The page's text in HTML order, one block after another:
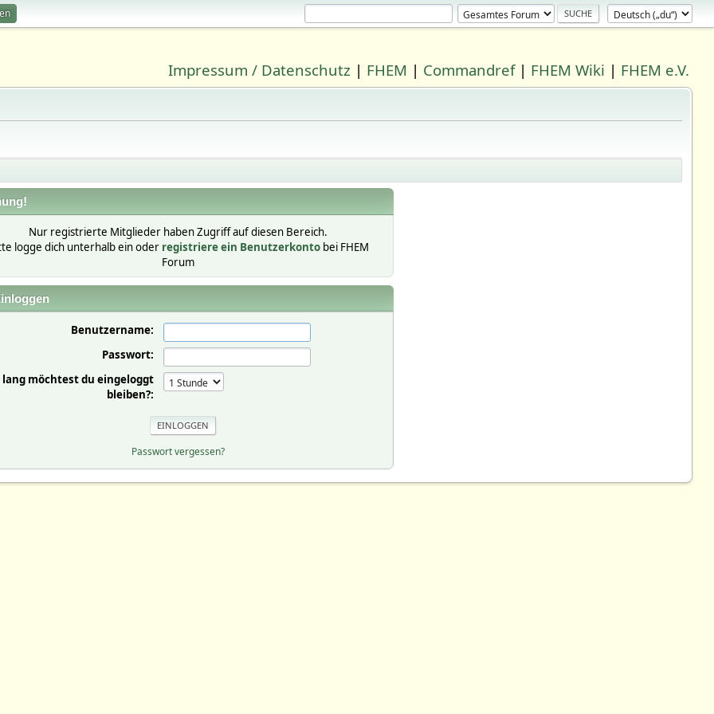
Impressum / Datenschutz | FHEM | Commandref| FHEM Wiki | FHEM e.V.
Nur registrierte Mitglieder haben Zugriff auf diesen Bereich.
logge dich unterhalb ein oder registriere ein Benutzerkontobei FHEM
Forum
Benutzername:
Passwort:
lang möchtest du eingeloggt
bleiben?:
Passwort vergessen?